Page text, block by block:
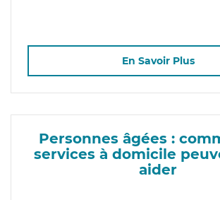
En Savoir Plus
Personnes âgées :
services à domicile
aider